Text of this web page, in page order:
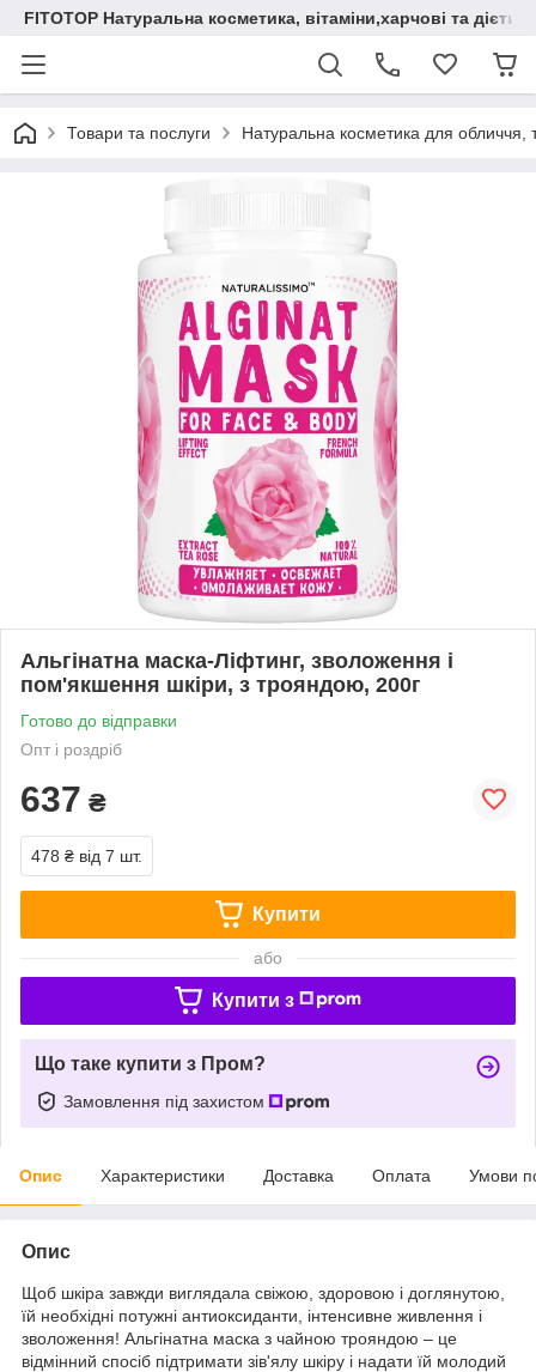
FITOTOP Натуральна косметика, вітаміни,харчові та
Товари та послуги Натуральна косметика для обличчя,
Альгінатна маска-Ліфтинг, зволоження і
пом'якшення шкіри, з трояндою, 200г
Готово до відправки
Опт і роздріб
637 ₴
478 ₴ від 7 шт.
Купити
або
Купити з
Що таке купити з Пром?
Замовлення під захистом
Опис Характеристики Доставка Оплата Умови
Опис
Щоб шкіра завжди виглядала свіжою, здоровою і доглянутою,
їй необхідні потужні антиоксиданти, інтенсивне живлення і
зволоження! Альгінатна маска з чайною трояндою – це
відмінний спосіб підтримати зів'ялу шкіру і надати їй молодий